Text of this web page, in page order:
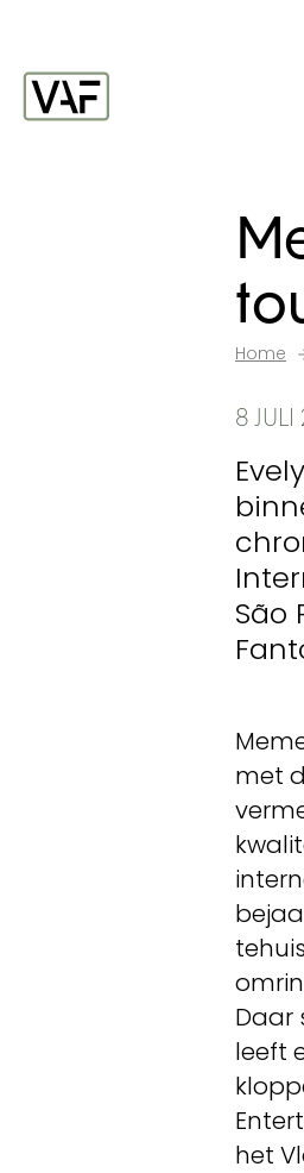
Home
8 JULI
São
met
Daar
leeft
het